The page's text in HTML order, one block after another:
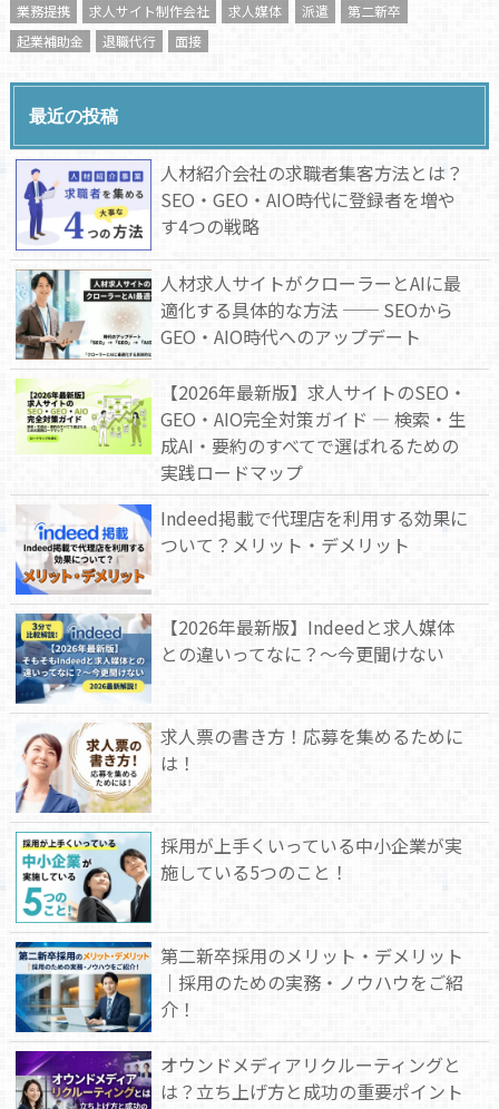
業務提携
求人サイト制作会社 求人媒体 派遣
第二新卒
起業補助金
退職代行 面接
最近の投稿
人材紹介会社の求職者集客方法とは？
SEO・GEO・AIO時代に登録者を増や
す4つの戦略
人材求人サイトがクローラーとAIに最
適化する具体的な方法 ── SEOから
GEO・AIO時代へのアップデート
【2026年最新版】求人サイトのSEO・
GEO・AIO完全対策ガイド — 検索・生
成AI・要約のすべてで選ばれるための
実践ロードマップ
Indeed掲載で代理店を利用する効果に
ついて？メリット・デメリット
【2026年最新版】Indeedと求人媒体
との違いってなに？～今更聞けない
求人票の書き方！応募を集めるために
は！
採用が上手くいっている中小企業が実
施している5つのこと！
第二新卒採用のメリット・デメリット
｜採用のための実務・ノウハウをご紹
介！
オウンドメディアリクルーティングと
は？立ち上げ方と成功の重要ポイント